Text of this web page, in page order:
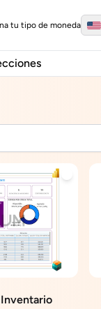
tu tipo de moneda